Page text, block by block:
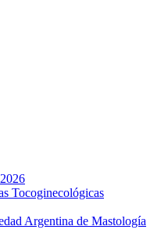
Tocoginecológicas
Argentina de Mastología